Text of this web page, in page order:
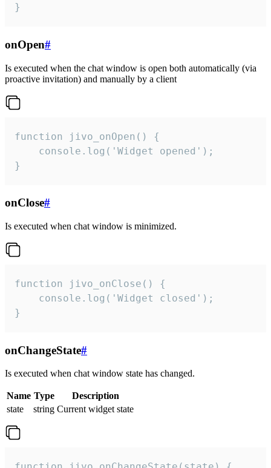
}
onOpen#
Is executed when the chat window is open both automatically (via
proactive invitation) and manually by a client
function jivo_onOpen() {
    console.log('Widget opened');
}
onClose#
Is executed when chat window is minimized.
function jivo_onClose() {
    console.log('Widget closed');
}
onChangeState#
Is executed when chat window state has changed.
Name Type
Description
state
string Current widget state